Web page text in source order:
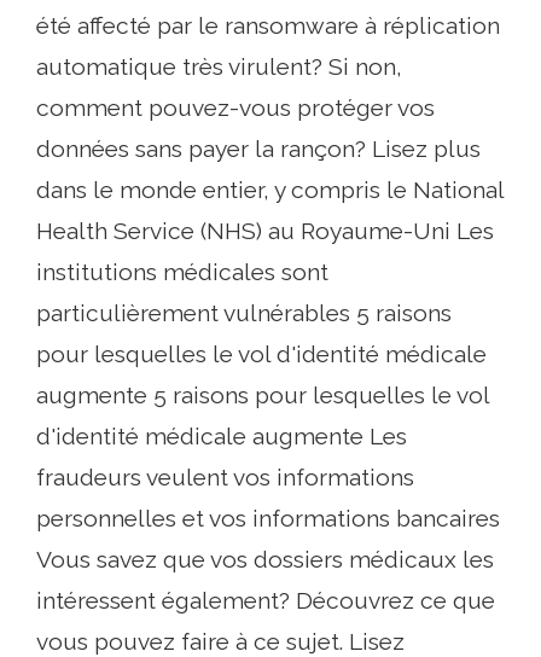
été affecté par le ransomware à réplication
automatique très virulent? Si non,
comment pouvez-vous protéger vos
données sans payer la rançon? Lisez plus
dans le monde entier, y compris le National
Health Service (NHS) au Royaume-Uni Les
institutions médicales sont
particulièrement vulnérables 5 raisons
pour lesquelles le vol d'identité médicale
augmente 5 raisons pour lesquelles le vol
d'identité médicale augmente Les
fraudeurs veulent vos informations
personnelles et vos informations bancaires
Vous savez que vos dossiers médicaux les
intéressent également? Découvrez ce que
vous pouvez faire à ce sujet. Lisez